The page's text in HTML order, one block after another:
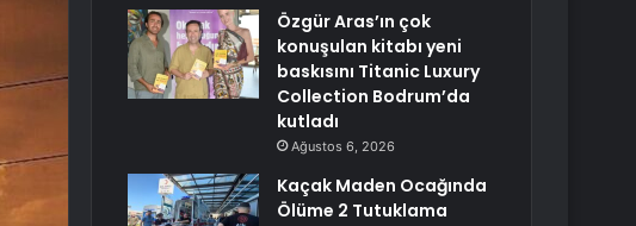
Özgür Aras’ın çok
konuşulan kitabı yeni
baskısını Titanic Luxury
Collection Bodrum’da
kutladı
Ağustos 6, 2026
Kaçak Maden Ocağında
Ölüme 2 Tutuklama